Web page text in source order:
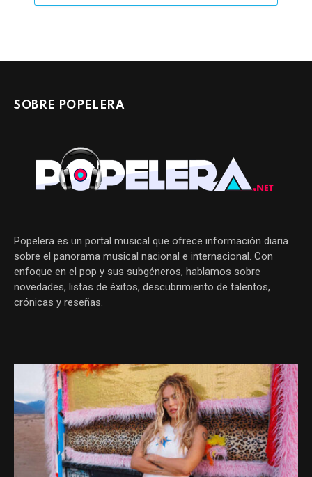
SOBRE POPELERA
Popelera es un portal musical que ofrece información diaria
sobre el panorama musical nacional e internacional. Con
enfoque en el pop y sus subgéneros, hablamos sobre
novedades, listas de éxitos, descubrimiento de talentos,
crónicas y reseñas.